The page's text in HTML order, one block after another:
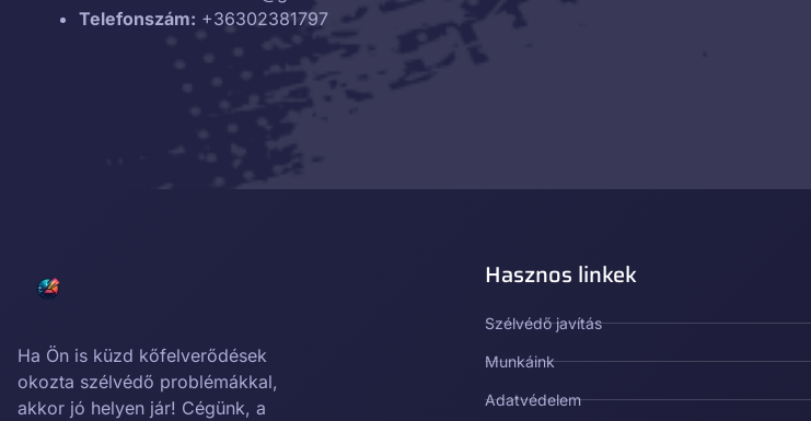
Telefonszám: +36302381797
Ha Ön is küzd kőfelverődések
okozta szélvédő problémákkal,
akkor jó helyen jár! Cégünk, a
Hasznos linkek
Szélvédő javítás
Munkáink
Adatvédelem